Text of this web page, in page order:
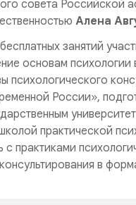
совета Российской
Алена
занятий
основам психологии
психологического
России»,
практической
с практиками
в